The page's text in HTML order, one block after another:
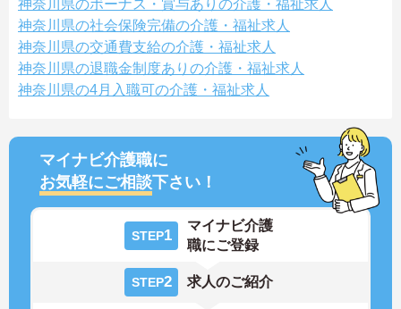
神奈川県のボーナス・賞与ありの介護・福祉求人
神奈川県の社会保険完備の介護・福祉求人
神奈川県の交通費支給の介護・福祉求人
神奈川県の退職金制度ありの介護・福祉求人
神奈川県の4月入職可の介護・福祉求人
マイナビ介護職に
お気軽にご相談下さい！
STEP1
マイナビ介護
職にご登録
STEP2 求人のご紹介